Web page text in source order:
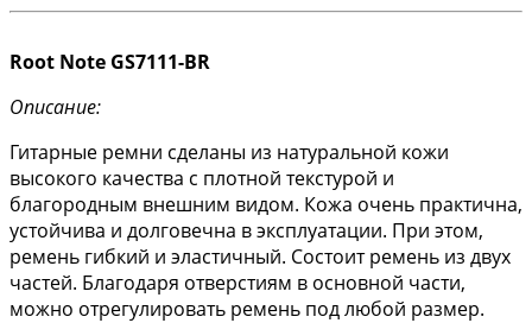
Root Note GS7111-BR
Описание:
Гитарные ремни сделаны из натуральной кожи
высокого качества с плотной текстурой и
благородным внешним видом. Кожа очень практична,
устойчива и долговечна в эксплуатации. При этом,
ремень гибкий и эластичный. Состоит ремень из двух
частей. Благодаря отверстиям в основной части,
можно отрегулировать ремень под любой размер.